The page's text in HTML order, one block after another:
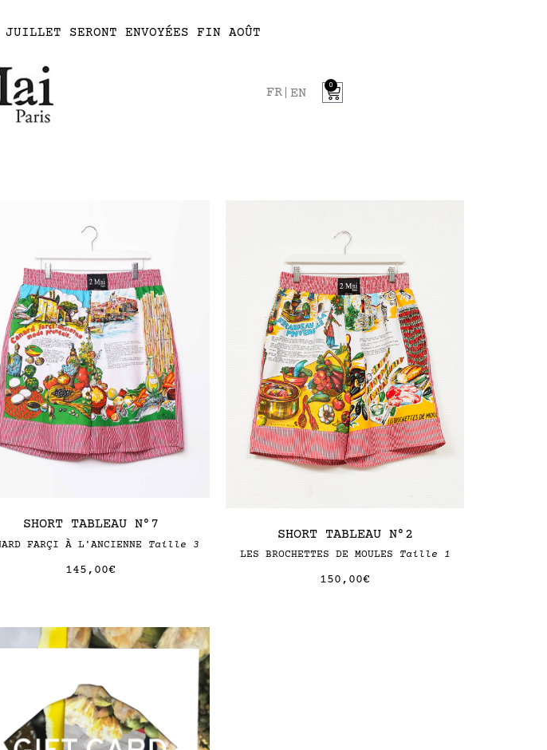
SERONT ENVOYÉES FIN AOÛT
FR EN
0
SHORT TABLEAU N°7
FARÇI À L'ANCIENNE Taille 3
145,00€
SHORT TABLEAU N°2
LES BROCHETTES DE MOULES Taille 1
150,00€